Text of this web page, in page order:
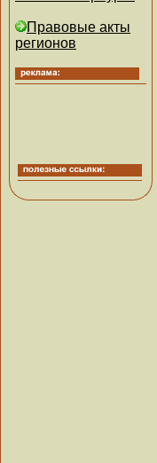
Правовые акты
регионов